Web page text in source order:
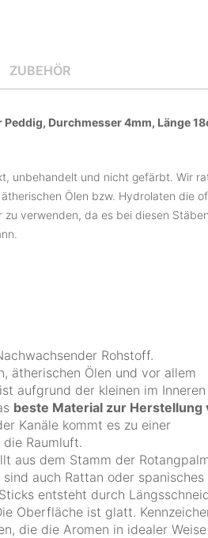
ZUBEHÖR
Durchmesser 4mm, Länge
unbehandelt und nicht gefärbt. Wir
Ölen bzw. Hydrolaten die
verwenden, da es bei diesen
Rohstoff.
ätherischen Ölen und vor allem
aufgrund der kleinen im
beste Material zur Herstellung
Kanäle kommt es zu einer
Raumluft.
aus dem Stamm der
auch Rattan oder spanisches
entsteht durch
Oberfläche ist glatt.
die die Aromen in idealer